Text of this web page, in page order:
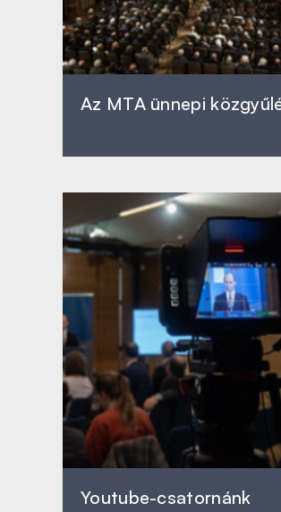
Az MTA ünnepi
Youtube-csatornánk